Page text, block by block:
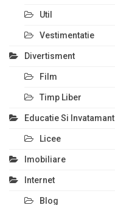
Util
Vestimentatie
Divertisment
Film
Timp Liber
Educatie Si Invatamant
Licee
Imobiliare
Internet
Blog